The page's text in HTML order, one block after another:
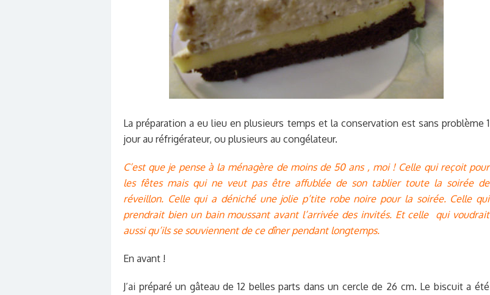
La préparation a eu lieu en plusieurs temps et la conservation est sans problème 1
jour au réfrigérateur, ou plusieurs au congélateur.
C’est que je pense à la ménagère de moins de 50 ans , moi ! Celle qui reçoit pour
les fêtes mais qui ne veut pas être affublée de son tablier toute la soirée de
réveillon. Celle qui a déniché une jolie p’tite robe noire pour la soirée. Celle qui
prendrait bien un bain moussant avant l’arrivée des invités. Et celle qui voudrait
aussi qu’ils se souviennent de ce dîner pendant longtemps.
En avant !
J’ai préparé un gâteau de 12 belles parts dans un cercle de 26 cm. Le biscuit a été